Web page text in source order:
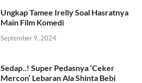
Ungkap Tamee Irelly Soal Hasratnya
Main Film Komedi
September 9, 2024
Sedap..! Super Pedasnya ‘Ceker
Mercon’ Lebaran Ala Shinta Bebi